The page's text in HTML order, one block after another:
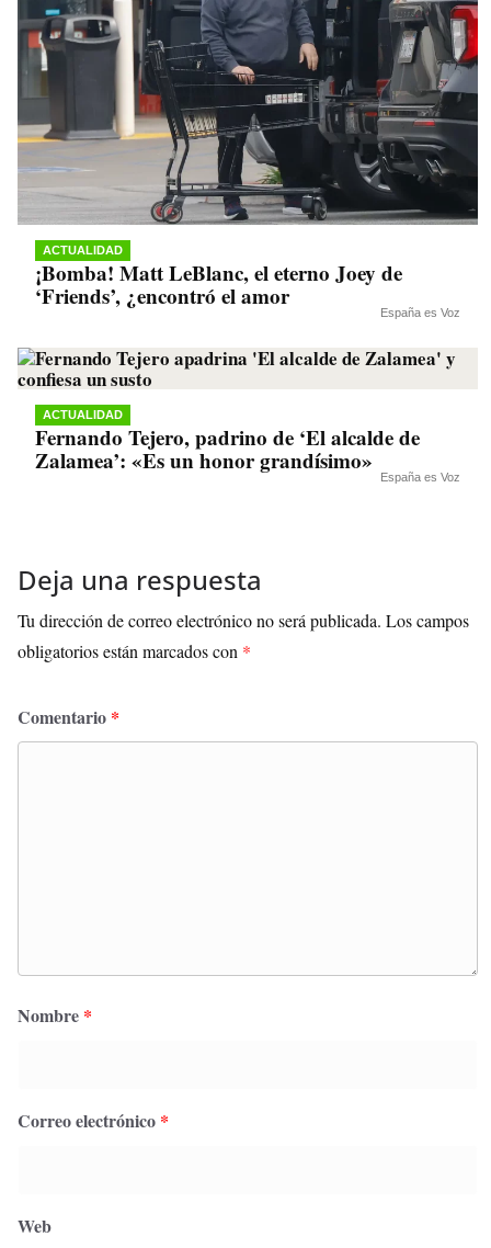
ACTUALIDAD
¡Bomba! Matt LeBlanc, el eterno Joey de
‘Friends’, ¿encontró el amor
España es Voz
ACTUALIDAD
Fernando Tejero, padrino de ‘El alcalde de
Zalamea’: «Es un honor grandísimo»
España es Voz
Deja una respuesta
Tu dirección de correo electrónico no será publicada. Los campos
obligatorios están marcados con *
Comentario *
Nombre *
Correo electrónico *
Web